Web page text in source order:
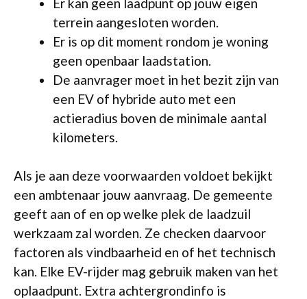
terrein aangesloten worden.
Er is op dit moment rondom je woning
geen openbaar laadstation.
De aanvrager moet in het bezit zijn van
een EV of hybride auto met een
actieradius boven de minimale aantal
kilometers.
Als je aan deze voorwaarden voldoet bekijkt
een ambtenaar jouw aanvraag. De gemeente
geeft aan of en op welke plek de laadzuil
werkzaam zal worden. Ze checken daarvoor
factoren als vindbaarheid en of het technisch
kan. Elke EV-rijder mag gebruik maken van het
oplaadpunt. Extra achtergrondinfo is